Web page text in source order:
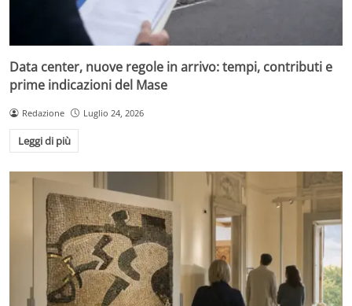
Data center, nuove regole in arrivo: tempi, contributi e
prime indicazioni del Mase
Redazione Luglio 24, 2026
Leggi di più